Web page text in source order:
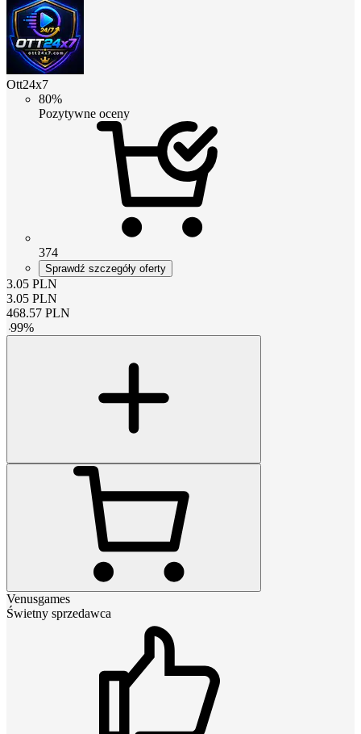
Ott24x7
80%
Pozytywne oceny
374
Sprawdź szczegóły oferty
3.05 PLN
3.05 PLN
468.57 PLN
-99%
Venusgames
Świetny sprzedawca